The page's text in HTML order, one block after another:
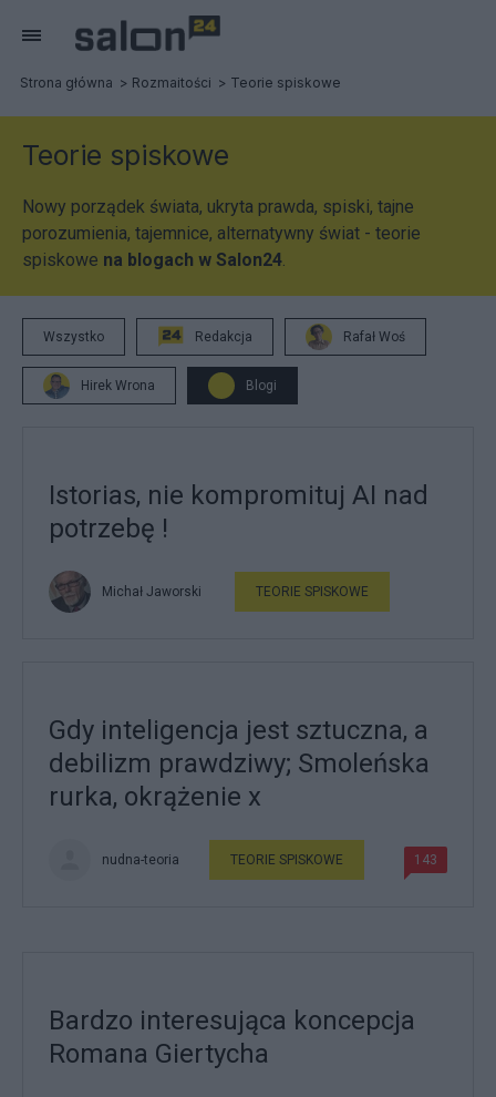
Strona główna Rozmaitości Teorie spiskowe
Teorie spiskowe
Nowy porządek świata, ukryta prawda, spiski, tajne
porozumienia, tajemnice, alternatywny świat - teorie
spiskowe na blogach w Salon24.
Wszystko Redakcja Rafał Woś
Hirek Wrona Blogi
Istorias, nie kompromituj AI nad
potrzebę !
Michał Jaworski TEORIE SPISKOWE
Gdy inteligencja jest sztuczna, a
debilizm prawdziwy; Smoleńska
rurka, okrążenie x
nudna-teoria TEORIE SPISKOWE 143
Bardzo interesująca koncepcja
Romana Giertycha